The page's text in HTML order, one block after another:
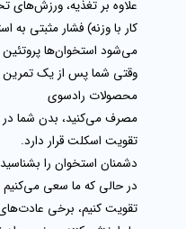
علاوه بر تغذیه، ورزش‌های
کار با وزنه) فشار مثبتی به
می‌شود استخوان‌ها پروتئین
وقتی شما پس از یک
محصولات رادسوی
مصرف می‌کنید، بدن شما
تقویت اسکلت قرار دارد.
دشمنان استخوان را
در حالی که ما سعی
تقویت کنیم، برخی